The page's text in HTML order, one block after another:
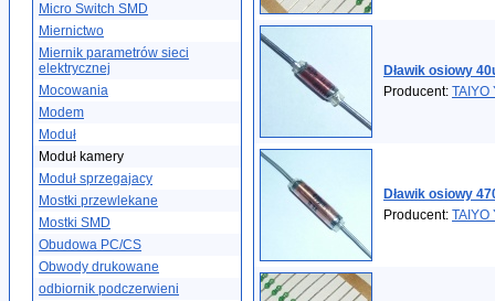
Micro Switch SMD
Miernictwo
Miernik parametrów sieci
elektrycznej
Mocowania
Modem
Moduł
Moduł kamery
Moduł sprzegajacy
Mostki przewlekane
Mostki SMD
Obudowa PC/CS
Obwody drukowane
odbiornik podczerwieni
Dławik osiowy
Producent: TAIYO
Dławik osiowy
Producent: TAIYO